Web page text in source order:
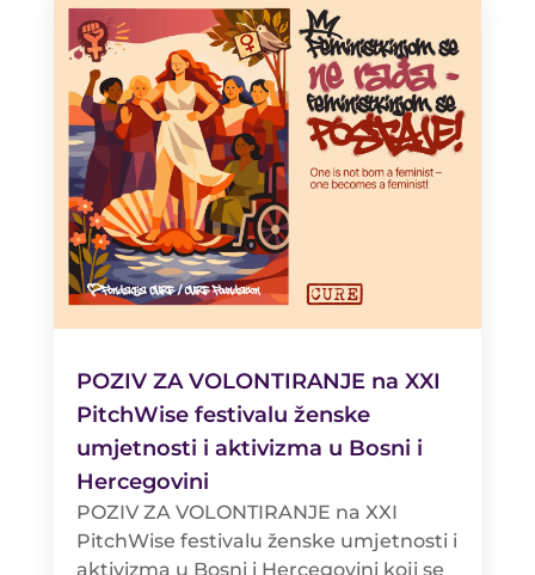
POZIV ZA VOLONTIRANJE na XXI
PitchWise festivalu ženske
umjetnosti i aktivizma u Bosni i
Hercegovini
POZIV ZA VOLONTIRANJE na XXI
PitchWise festivalu ženske umjetnosti i
aktivizma u Bosni i Hercegovini koji se